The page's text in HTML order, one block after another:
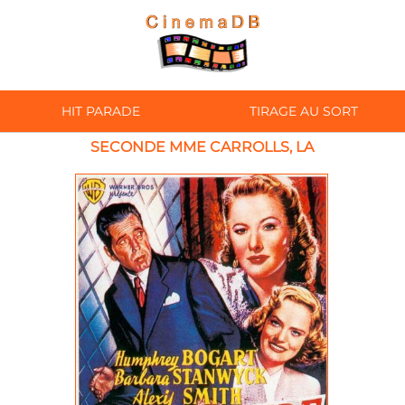
HIT PARADE TIRAGE AU SORT
SECONDE MME CARROLLS, LA